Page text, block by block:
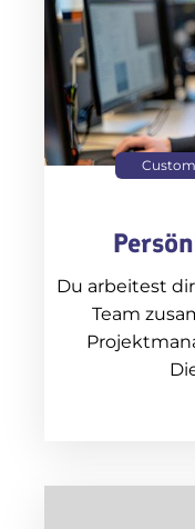
Du arbeitest
Team